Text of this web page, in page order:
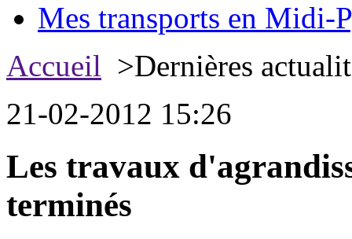
Mes transports en Midi-
Accueil >Dernières
21-02-2012 15:26
Les travaux
terminés